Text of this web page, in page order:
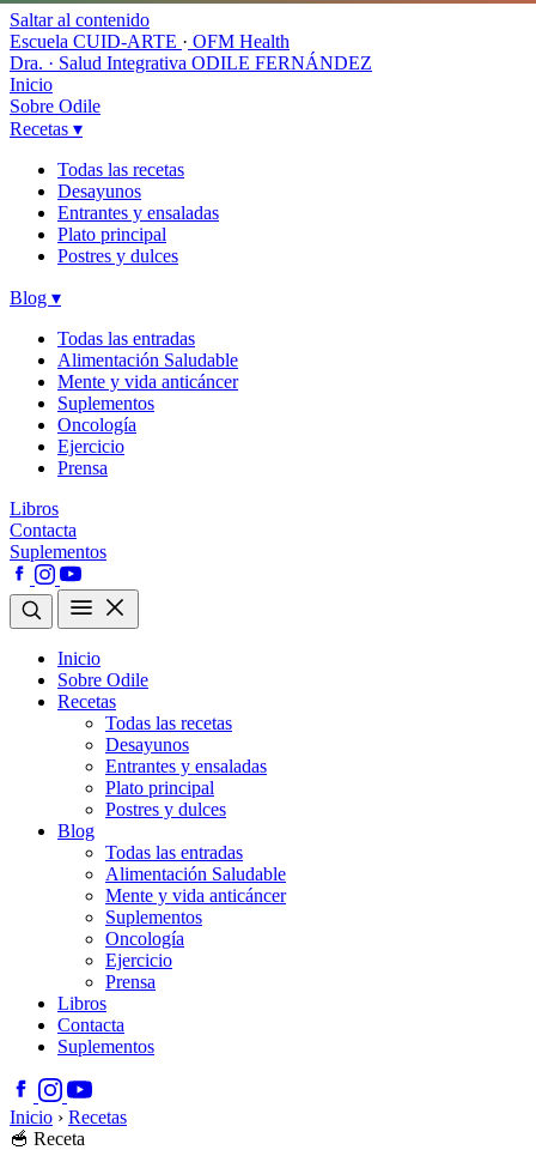
Saltar al contenido
Escuela CUID-ARTE · OFM Health
Dra. · Salud Integrativa ODILE FERNÁNDEZ
Inicio
Sobre Odile
Recetas ▾
Todas las recetas
Desayunos
Entrantes y ensaladas
Plato principal
Postres y dulces
Blog ▾
Todas las entradas
Alimentación Saludable
Mente y vida anticáncer
Suplementos
Oncología
Ejercicio
Prensa
Libros
Contacta
Suplementos
Inicio
Sobre Odile
Recetas
Todas las recetas
Desayunos
Entrantes y ensaladas
Plato principal
Postres y dulces
Blog
Todas las entradas
Alimentación Saludable
Mente y vida anticáncer
Suplementos
Oncología
Ejercicio
Prensa
Libros
Contacta
Suplementos
Inicio › Recetas
🥣 Receta